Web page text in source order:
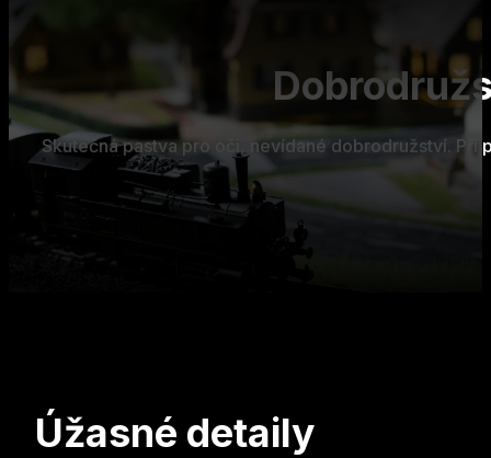
Skutečná pastva pro oči, nevídané dobrodružství.
Úžasné detaily